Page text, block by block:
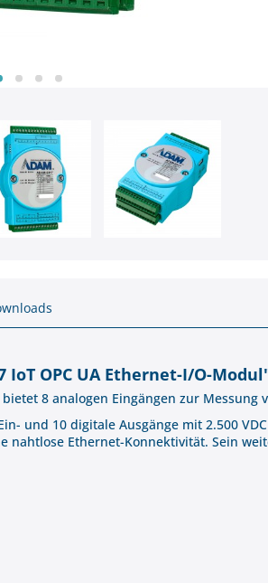
OPC UA Ethernet-I/O-
8 analogen Eingängen zur Messung
und 10 digitale Ausgänge mit 2.500
nahtlose Ethernet-Konnektivität. Sein